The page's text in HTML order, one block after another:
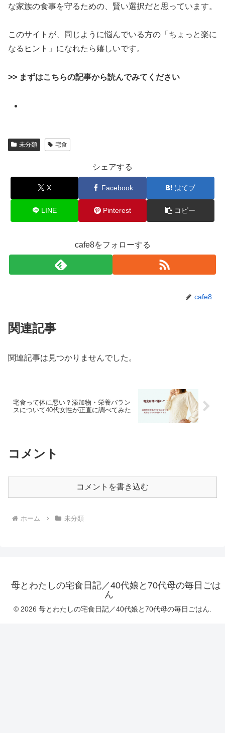
な家族の食事を守るための、賢い選択だと思っています。
このサイトが、同じように悩んでいる方の「ちょっと楽に
なるヒント」になれたら嬉しいです。
>> まずはこちらの記事から読んでみてください
未分類 宅食
シェアする
X Facebook はてブ
LINE Pinterest コピー
cafe8をフォローする
cafe8
関連記事
関連記事は見つかりませんでした。
宅食って体に悪い？添加物・栄養バラン
スについて40代女性が正直に調べてみた
コメント
コメントを書き込む
ホーム 未分類
母とわたしの宅食日記／40代娘と70代母の毎日ごは
ん
© 2026 母とわたしの宅食日記／40代娘と70代母の毎日ごはん.